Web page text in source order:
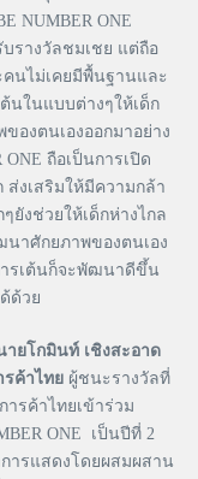
NUMBER ONE
บรางวัลชมเชย แต่ถือ
คนไม่เคยมีพื้นฐานและ
นในแบบต่างๆให้เด็ก
องตนเองออกมาอย่าง
ถือเป็นการเปิด
ส่งเสริมให้มีความกล้า
ยังช่วยให้เด็กห่างไกล
าศักยภาพของตนเอง
รเต้นก็จะพัฒนาดีขึ้น
ด้วย
ยโกมินท์ เชิงสะอาด
รค้าไทย ผู้ชนะรางวัลที่
ารค้าไทยเข้าร่วม
ONE เป็นปีที่ 2
ารแสดงโดยผสมผสาน